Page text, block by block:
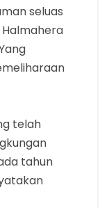
seluas
Halmahera
telah
tahun